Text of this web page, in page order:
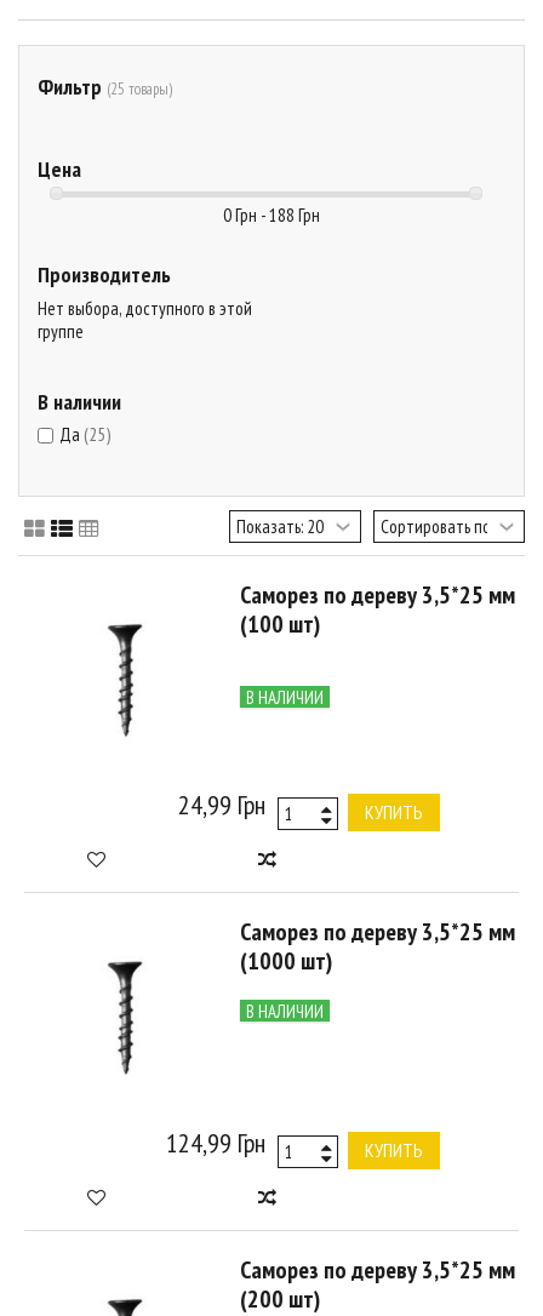
Фильтр (25 товары)
Цена
0 Грн - 188 Грн
Производитель
Нет выбора, доступного в этой
группе
В наличии
Да (25)
Саморез по дереву 3,5*25 мм
(100 шт)
В НАЛИЧИИ
24,99 Грн КУПИТЬ
Саморез по дереву 3,5*25 мм
(1000 шт)
В НАЛИЧИИ
124,99 Грн КУПИТЬ
Саморез по дереву 3,5*25 мм
(200 шт)